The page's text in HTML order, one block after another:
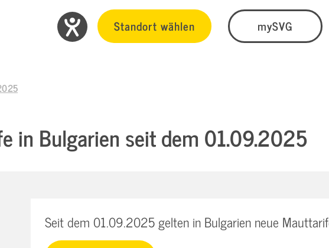
Standort wählen mySVG
in Bulgarien seit dem 01.09.2025
Seit dem 01.09.2025 gelten in Bulgarien neue